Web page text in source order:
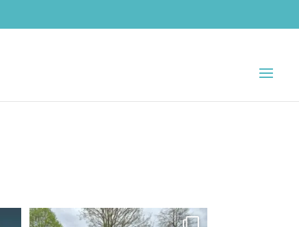
Tag der offenen Tür bei der